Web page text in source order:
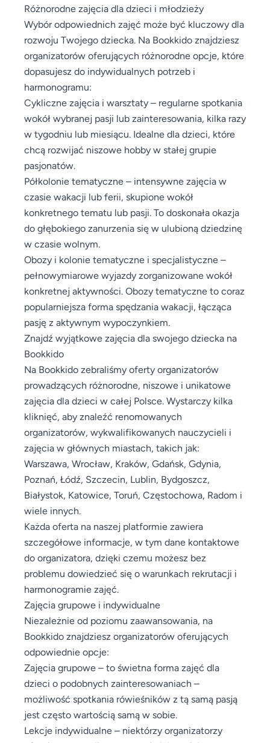
Różnorodne zajęcia dla dzieci i młodzieży
Wybór odpowiednich zajęć może być kluczowy dla
rozwoju Twojego dziecka. Na Bookkido znajdziesz
organizatorów oferujących różnorodne opcje, które
dopasujesz do indywidualnych potrzeb i
harmonogramu:
Cykliczne zajęcia i warsztaty – regularne spotkania
wokół wybranej pasji lub zainteresowania, kilka razy
w tygodniu lub miesiącu. Idealne dla dzieci, które
chcą rozwijać niszowe hobby w stałej grupie
pasjonatów.
Półkolonie tematyczne – intensywne zajęcia w
czasie wakacji lub ferii, skupione wokół
konkretnego tematu lub pasji. To doskonała okazja
do głębokiego zanurzenia się w ulubioną dziedzinę
w czasie wolnym.
Obozy i kolonie tematyczne i specjalistyczne –
pełnowymiarowe wyjazdy zorganizowane wokół
konkretnej aktywności. Obozy tematyczne to coraz
popularniejsza forma spędzania wakacji, łącząca
pasję z aktywnym wypoczynkiem.
Znajdź wyjątkowe zajęcia dla swojego dziecka na
Bookkido
Na Bookkido zebraliśmy oferty organizatorów
prowadzących różnorodne, niszowe i unikatowe
zajęcia dla dzieci w całej Polsce. Wystarczy kilka
kliknięć, aby znaleźć renomowanych
organizatorów, wykwalifikowanych nauczycieli i
zajęcia w głównych miastach, takich jak:
Warszawa, Wrocław, Kraków, Gdańsk, Gdynia,
Poznań, Łódź, Szczecin, Lublin, Bydgoszcz,
Białystok, Katowice, Toruń, Częstochowa, Radom i
wiele innych.
Każda oferta na naszej platformie zawiera
szczegółowe informacje, w tym dane kontaktowe
do organizatora, dzięki czemu możesz bez
problemu dowiedzieć się o warunkach rekrutacji i
harmonogramie zajęć.
Zajęcia grupowe i indywidualne
Niezależnie od poziomu zaawansowania, na
Bookkido znajdziesz organizatorów oferujących
odpowiednie opcje:
Zajęcia grupowe – to świetna forma zajęć dla
dzieci o podobnych zainteresowaniach –
możliwość spotkania rówieśników z tą samą pasją
jest często wartością samą w sobie.
Lekcje indywidualne – niektórzy organizatorzy